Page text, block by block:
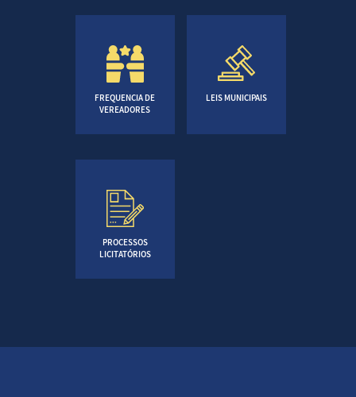
FREQUENCIA DE
VEREADORES
LEIS MUNICIPAIS
PROCESSOS
LICITATÓRIOS